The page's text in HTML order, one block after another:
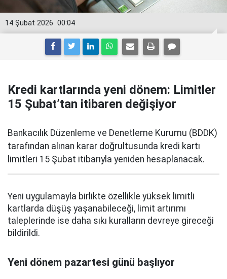
00:04
14 Şubat 2026
Kredi kartlarında yeni dönem: Limitler
15 Şubat’tan itibaren değişiyor
Bankacılık Düzenleme ve Denetleme Kurumu (BDDK)
tarafından alınan karar doğrultusunda kredi kartı
limitleri 15 Şubat itibarıyla yeniden hesaplanacak.
Yeni uygulamayla birlikte özellikle yüksek limitli
kartlarda düşüş yaşanabileceği, limit artırımı
taleplerinde ise daha sıkı kuralların devreye gireceği
bildirildi.
Yeni dönem pazartesi günü başlıyor